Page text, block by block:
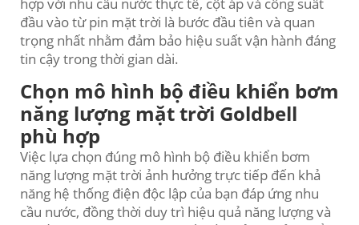
đầu vào từ pin mặt trời là bước đầu tiên và quan
trọng nhất nhằm đảm bảo hiệu suất vận hành đáng
tin cậy trong thời gian dài.
Chọn mô hình bộ điều khiển bơm
năng lượng mặt trời Goldbell
phù hợp
Việc lựa chọn đúng mô hình bộ điều khiển bơm
năng lượng mặt trời ảnh hưởng trực tiếp đến khả
năng hệ thống điện độc lập của bạn đáp ứng nhu
cầu nước, đồng thời duy trì hiệu quả năng lượng và